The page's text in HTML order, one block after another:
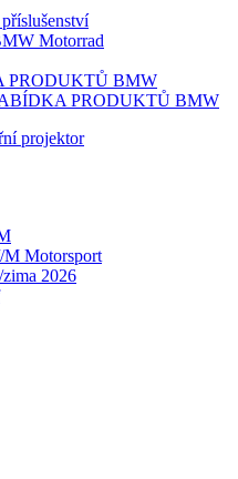
Motorrad
PRODUKTŮ BMW
projektor
Motorsport
2026